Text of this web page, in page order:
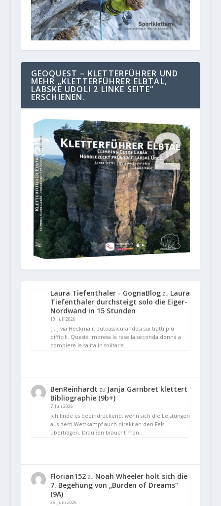
GEOQUEST – KLETTERFÜHRER UND
MEHR „KLETTERFÜHRER ELBTAL,
LABSKE UDOLI 2 LINKE SEITE“
ERSCHIENEN.
Laura Tiefenthaler - GognaBlogzu Laura
Tiefenthaler durchsteigt solo die Eiger-
Nordwand in 15 Stunden
10. Juli 2026
[…] via Heckmair, autoassicurandosi sui tratti più
difficili. Questa impresa la rese la seconda donna a
compiere la salita in solitaria…
BenReinhardt zu Janja Garnbret klettert
Bibliographie (9b+)
7. Juli 2026
Ich finde es beeindruckend, wenn sich die Leistungen
aus dem Wettkampf auch direkt an den Fels
übertragen. Draußen braucht man…
Florian152zu Noah Wheeler holt sich die
7. Begehung von „Burden of Dreams“
(9A)
26. Juni 2026